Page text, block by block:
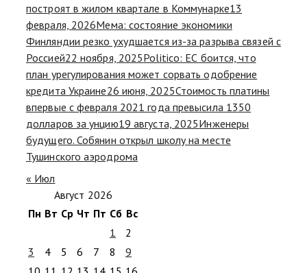
построят в жилом квартале в Коммунарке13
февраля, 2026Мема: состояние экономики
Финляндии резко ухудшается из-за разрыва связей с
Россией22 ноября, 2025Politico: ЕС боится, что
план урегулирования может сорвать одобрение
кредита Украине26 июня, 2025Стоимость платины
впервые с февраля 2021 года превысила 1350
долларов за унцию19 августа, 2025Инженеры
будущего. Собянин открыл школу на месте
Тушинского аэродрома
« Июл
Август 2026
Пн Вт Ср Чт Пт Сб Вс
1
2
3
4 5 6 7 8
9